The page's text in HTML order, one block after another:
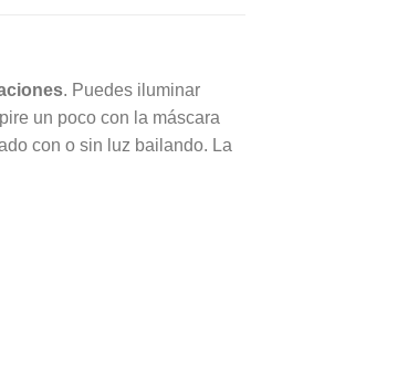
. Puedes iluminar
un poco con la máscara
con o sin luz bailando. La